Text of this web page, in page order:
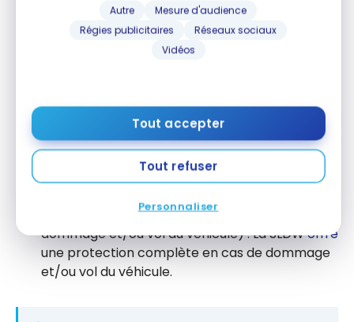
Autre
Mesure d'audience
Régies publicitaires
Réseaux sociaux
Vidéos
Tout accepter
Tout refuser
Personnaliser
(Collision/Damage Waiver) : Cette
garantievous couvre en cas de dommages au
véhicule que vous louez.
en cas de vol du véhicule.
WWI (Wheels and Windscreen Insurance) :
Cetteassurancevous protège contre les
dommages causés aux vitres, aux phares ou aux
pneumatiques de votre voiture de location.
(Super Garantie Contractuelle en cas de
dommage et/ou vol du véhicule) : La SLDWoffre
une protection complète en cas de dommage
et/ou vol du véhicule.